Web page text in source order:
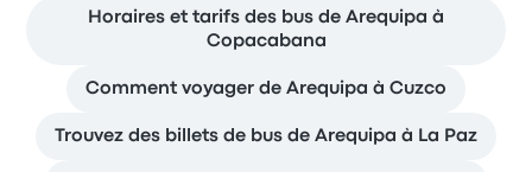
Horaires et tarifs des bus de Arequipa à
Copacabana
Comment voyager de Arequipa à Cuzco
Trouvez des billets de bus de Arequipa à La Paz